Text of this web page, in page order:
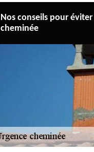
Nos conseils pour
cheminée